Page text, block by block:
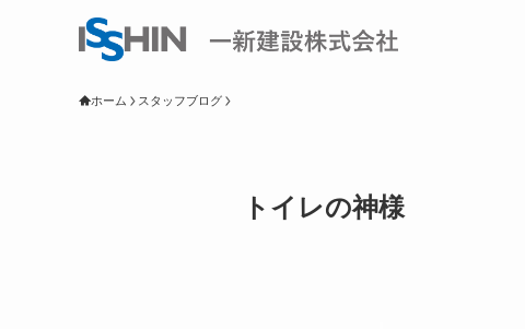
ホーム スタッフブログ
トイレの神様